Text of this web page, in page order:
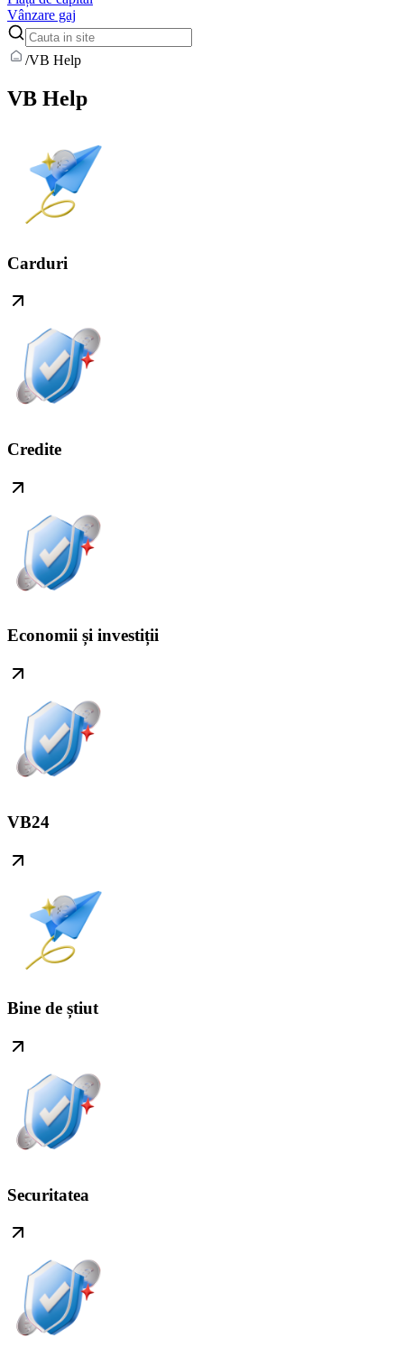
Vânzare gaj
/VB Help
VB Help
Carduri
Credite
Economii și investiții
VB24
Bine de știut
Securitatea